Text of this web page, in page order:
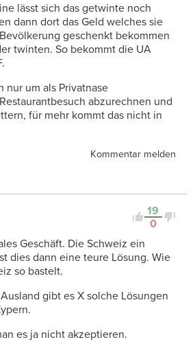
lässt sich das getwinte noch
dann dort das Geld welches sie
geschenkt bekommen
twinten. So bekommt die UA
nur um als Privatnase
abzurechnen und
für mehr kommt das nicht in
Kommentar melden
19
0
Geschäft. Die Schweiz ein
dies dann eine teure Lösung. Wie
so bastelt.
gibt es X solche Lösungen
es ja nicht akzeptieren.